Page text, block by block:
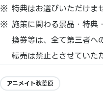
特典はお選びいただけま
施策に関わる景品・特典
換券等は、全て第三者へ
転売は禁止とさせていた
アニメイト秋葉原